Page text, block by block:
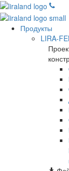
Продукты
LIRA-